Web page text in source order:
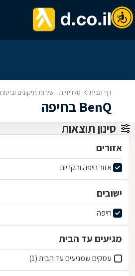
דף הבית טלוויזיות - שירות תיקונים וביטוח
BenQ בחיפה
סינון תוצאות
אזורים
אזור חיפה והקריות
ישובים
חיפה
מגיעים עד הבית
עסקים שמגיעים עד הבית (1)